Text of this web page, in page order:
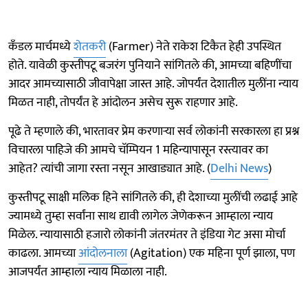
कँडल मार्चमध्येशेतकरी(Farmer) नेते राकेश टिकैत हेही उपस्थित
होते. यावेळी कुस्तीपटू बजरंग पुनियाने सांगितले की, आमच्या बहिणींचा
आदर आमच्यासाठी जीवापेक्षा जास्त आहे. जोपर्यंत देशातील मुलींना न्याय
मिळत नाही, तोपर्यंत हे आंदोलन असेच सुरू राहणार आहे.
पूढे ते म्हणाले की, भारतावर प्रेम करणाऱ्या सर्व लोकांनी सरकारला हा प्रश्न
विचारला पाहिजे की आमचे चॅम्पियन 1 महिन्यापासून रस्त्यावर का
आहेत? त्यांची जागा रस्ता नसून आखाड्यात आहे. (Delhi News)
कुस्तीपटू साक्षी मलिक हिने सांगितले की, ही देशाच्या मुलींची लढाई आहे
ज्यामध्ये तुम्हा सर्वांना साथ द्यावी लागेल जेणेकरून आम्हाला न्याय
मिळेल. न्यायासाठी हजारो लोकांनी जंतरमंतर ते इंडिया गेट असा मोर्चा
काढला. आमच्याआंदोलनाला(Agitation) एक महिना पूर्ण झाला, पण
आजपर्यंत आम्हाला न्याय मिळाला नाही.